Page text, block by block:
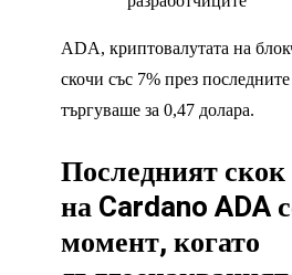
ADA, криптовалутата на
скочи със 7% през
търгуваше за 0,47 долара.
Последният скок
на Cardano ADA
момент, когато